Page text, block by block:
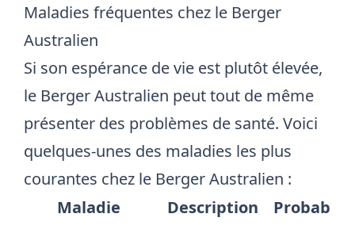
Maladies fréquentes chez le Berger
Australien
Si son espérance de vie est plutôt élevée,
le Berger Australien peut tout de même
présenter des problèmes de santé. Voici
quelques-unes des maladies les plus
courantes chez le Berger Australien :
Maladie
Description